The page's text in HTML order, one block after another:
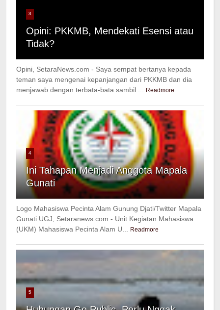
3
Opini: PKKMB, Mendekati Esensi atau
Tidak?
Opini, SetaraNews.com - Saya sempat bertanya kepada
teman saya mengenai kepanjangan dari PKKMB dan dia
menjawab dengan terbata-bata sambil ...
Readmore
4
Ini Tahapan Menjadi Anggota Mapala
Gunati
Logo Mahasiswa Pecinta Alam Gunung Djati/Twitter Mapala
Gunati UGJ, Setaranews.com - Unit Kegiatan Mahasiswa
(UKM) Mahasiswa Pecinta Alam U...
Readmore
5